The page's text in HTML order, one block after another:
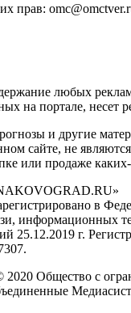
прав:
любых
на портале, несет
и другие
сайте, не
или продаже
в
информационных
25.12.2019 г.
Общество с